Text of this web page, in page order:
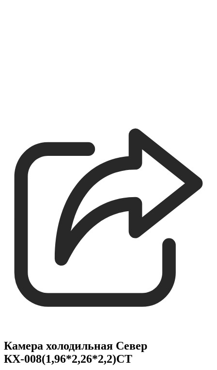
Камера холодильная Север
КХ-008(1,96*2,26*2,2)СТ